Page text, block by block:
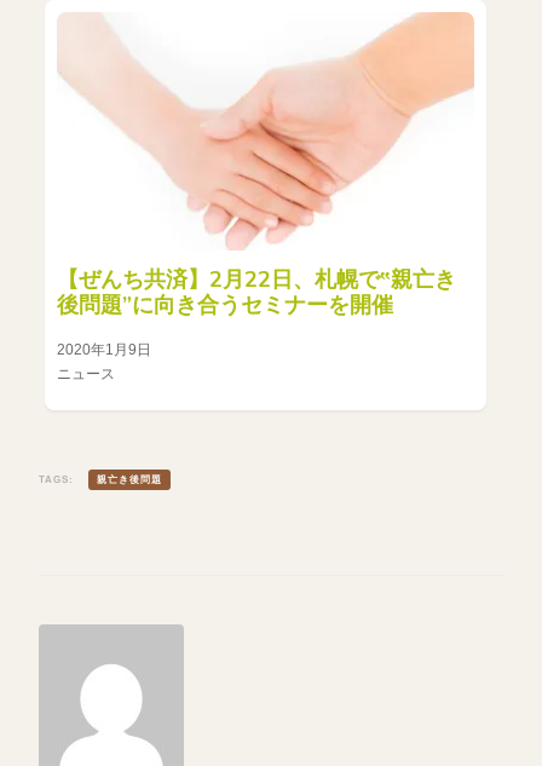
【ぜんち共済】2月22日、札幌で‟親亡き
後問題”に向き合うセミナーを開催
2020年1月9日
ニュース
TAGS: 親亡き後問題